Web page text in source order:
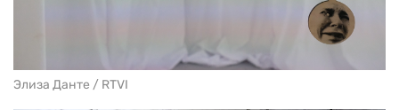
Элиза Данте / RTVI